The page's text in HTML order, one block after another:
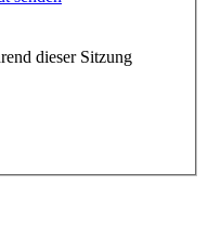
dieser Sitzung